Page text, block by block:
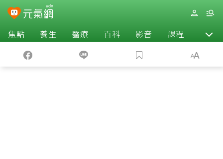
焦點 養生 醫療 百科 影音 課程 退休